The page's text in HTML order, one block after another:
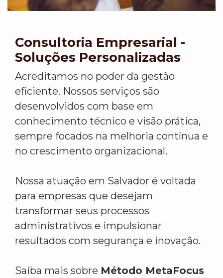
Consultoria Empresarial -
Soluções Personalizadas
Acreditamos no poder da gestão
eficiente. Nossos serviços são
desenvolvidos com base em
conhecimento técnico e visão prática,
sempre focados na melhoria contínua e
no crescimento organizacional.
Nossa atuação em Salvador é voltada
para empresas que desejam
transformar seus processos
administrativos e impulsionar
resultados com segurança e inovação.
Saiba mais sobre Método MetaFocus